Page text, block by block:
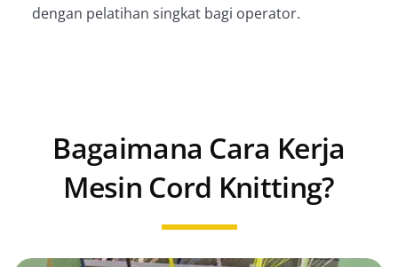
dengan pelatihan singkat bagi operator.
Bagaimana Cara Kerja
Mesin Cord Knitting?